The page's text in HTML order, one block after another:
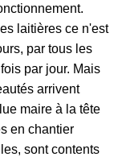
laitières ce n'est
par tous les
par jour. Mais
arrivent
maire à la tête
en chantier
sont contents